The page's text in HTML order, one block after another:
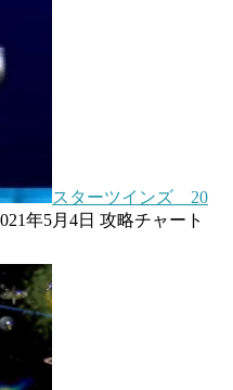
スターツインズ 20
年5月4日 攻略チャート